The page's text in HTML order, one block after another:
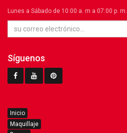
Lunes a Sábado de 10:00 a. m a 07:00 p. m.
Síguenos
Inicio
Maquillaje